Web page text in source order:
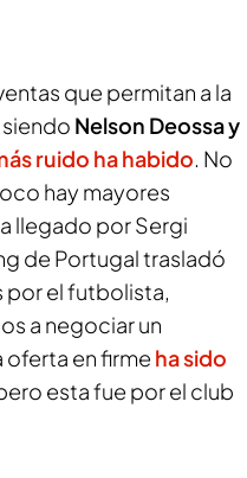
que permitan a la
Nelson Deossa y
ruido ha habido. No
hay mayores
llegado por Sergi
de Portugal trasladó
por el futbolista,
a negociar un
oferta en firme ha sido
esta fue por el club